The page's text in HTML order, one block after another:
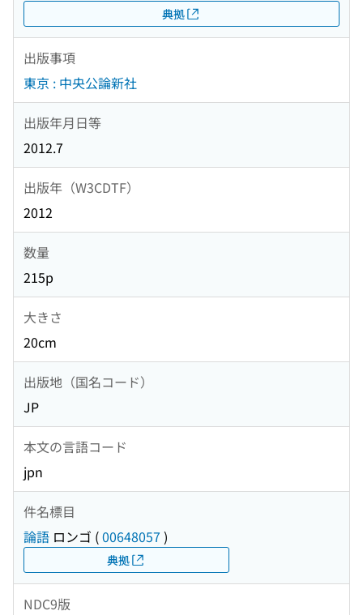
典拠
出版事項
東京 : 中央公論新社
出版年月日等
2012.7
出版年（W3CDTF）
2012
数量
215p
大きさ
20cm
出版地（国名コード）
JP
本文の言語コード
jpn
件名標目
論語 ロンゴ (00648057 )
典拠
NDC9版